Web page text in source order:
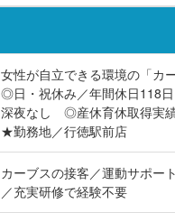
女性が自立できる環境の「カ
◎日・祝休み／年間休日118
深夜なし ◎産休育休取得実
★勤務地／行徳駅前店
カーブスの接客／運動サポ
／充実研修で経験不要